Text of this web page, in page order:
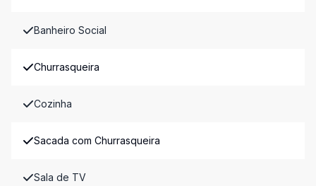
Banheiro Social
Churrasqueira
Cozinha
Sacada com Churrasqueira
Sala de TV